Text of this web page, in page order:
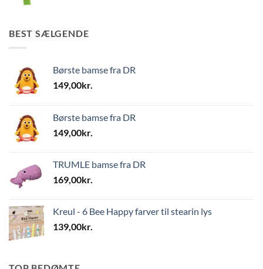
BEST SÆLGENDE
Børste bamse fra DR
149,00kr.
Børste bamse fra DR
149,00kr.
TRUMLE bamse fra DR
169,00kr.
Kreul - 6 Bee Happy farver til stearin lys
139,00kr.